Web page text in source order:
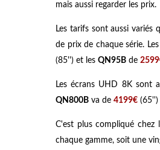
mais aussi regarder les prix.
Les tarifs sont aussi variés
de prix de chaque série.
(85'') et les QN95B de
Les écrans UHD 8K sont
QN800B va de 4199€ (65'')
C'est plus compliqué chez
chaque gamme, soit une